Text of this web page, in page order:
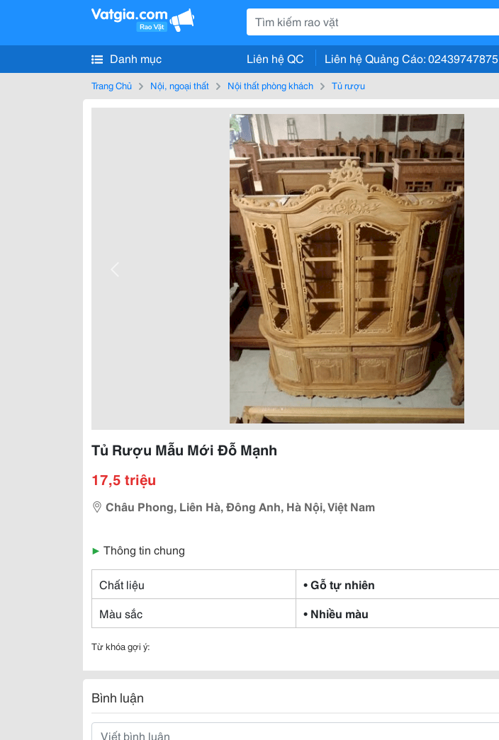
Danh mục Liên hệ QC Liên hệ Quảng Cáo: 02439747875
Trang Chủ Nội, ngoại thất Nội thất phòng khách Tủ rượu
Tủ Rượu Mẫu Mới Đỗ Mạnh
17,5 triệu
Châu Phong, Liên Hà, Đông Anh, Hà Nội, Việt Nam
▶ Thông tin chung
Chất liệu
• Gỗ tự nhiên
Màu sắc
• Nhiều màu
Từ khóa gợi ý:
Bình luận